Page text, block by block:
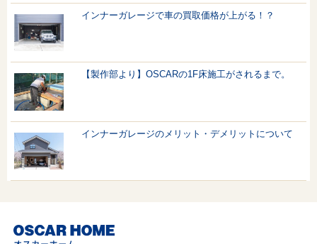
インナーガレージで車の買取価格が上がる！？
【製作部より】OSCARの1F床施工がされるまで。
インナーガレージのメリット・デメリットについて